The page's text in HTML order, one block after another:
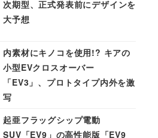
次期型、正式発表前にデザインを
大予想
内素材にキノコを使用!? キアの
小型EVクロスオーバー
「EV3」、プロトタイプ内外を激
写
起亜フラッグシップ電動
SUV「EV9」の高性能版「EV9